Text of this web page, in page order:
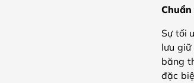
Sự tối
lưu
băng
đặc